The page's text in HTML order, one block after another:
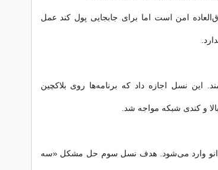
امن است اما برای جابجایی پول کند عمل
این نسل اجازه داد که برنامه‌ها روی بلاکچین
و کندی شبکه مواجه شد.
وارد می‌شود. هدف نسل سوم حل مشکل «سه